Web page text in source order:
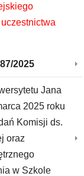
87/2025
Jana
2025 roku
Komisji ds.
oraz
w Szkole